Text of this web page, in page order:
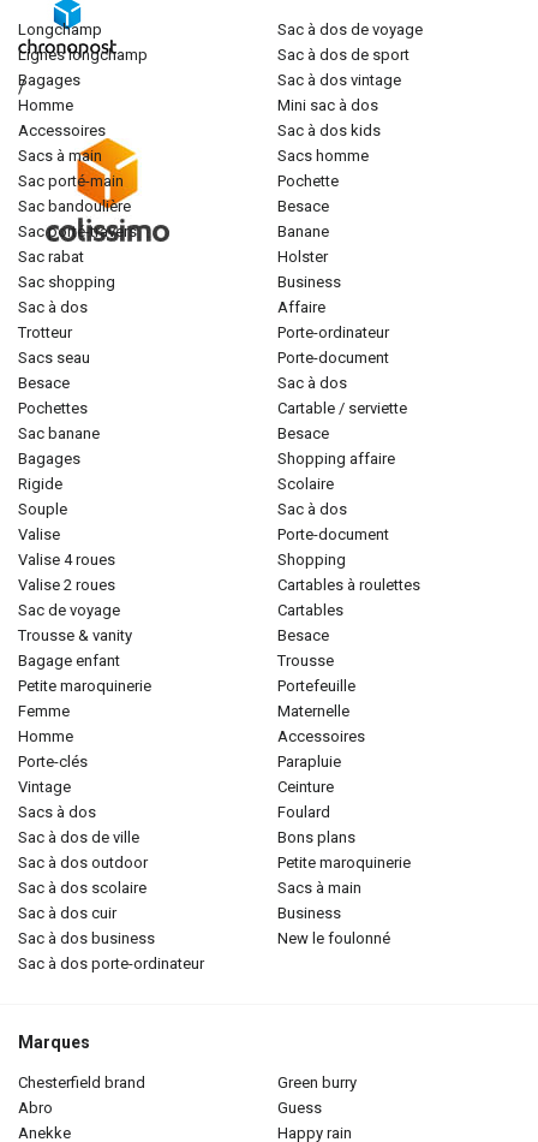
/
longchamp
lignes longchamp
bagages
homme
accessoires
sacs à main
sac porté-main
sac bandoulière
sac porté-travers
sac rabat
sac shopping
sac à dos
trotteur
sacs seau
besace
pochettes
sac banane
bagages
rigide
souple
valise
valise 4 roues
valise 2 roues
sac de voyage
trousse & vanity
bagage enfant
petite maroquinerie
femme
homme
porte-clés
vintage
sacs à dos
sac à dos de ville
sac à dos outdoor
sac à dos scolaire
sac à dos cuir
sac à dos business
sac à dos porte-ordinateur
sac à dos de voyage
sac à dos de sport
sac à dos vintage
mini sac à dos
sac à dos kids
sacs homme
pochette
besace
banane
holster
business
affaire
porte-ordinateur
porte-document
sac à dos
cartable / serviette
besace
shopping affaire
scolaire
sac à dos
porte-document
shopping
cartables à roulettes
cartables
besace
trousse
portefeuille
maternelle
accessoires
parapluie
ceinture
foulard
bons plans
petite maroquinerie
sacs à main
business
new le foulonné
Marques
chesterfield brand
abro
anekke
green burry
guess
happy rain